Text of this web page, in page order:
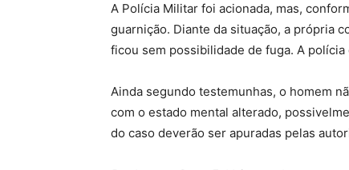
A Polícia Militar foi acionada, mas,
guarnição. Diante da situação, a própria
ficou sem possibilidade de fuga. A
Ainda segundo testemunhas, o homem
com o estado mental alterado,
do caso deverão ser apuradas pelas